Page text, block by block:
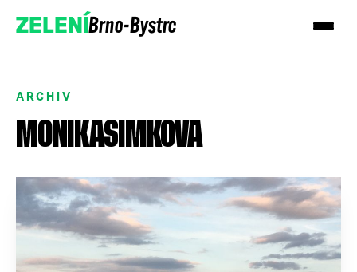
ZELENÍBrno-Bystrc
ARCHIV
MONIKASIMKOVA